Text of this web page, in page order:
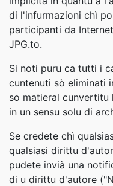
di l'infurmazioni chì
participanti da
JPG.to.
Si noti puru ca tutti i
cuntenuti sò eliminati
so matieral cunvertitu
in un sensu solu di
Se credete chì
qualsiasi dirittu
pudete invià una
di u dirittu d'autore